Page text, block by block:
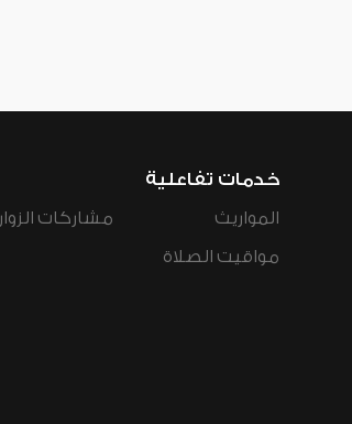
خدمات تفاعلية
المواريث
مواقيت الصلاة
مشاركات الزوار